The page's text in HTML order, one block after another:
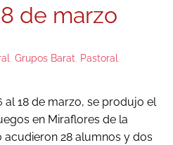
de marzo
Grupos Barat Pastoral
al 18 de marzo, se produjo el
en Miraflores de la
acudieron 28 alumnos y dos